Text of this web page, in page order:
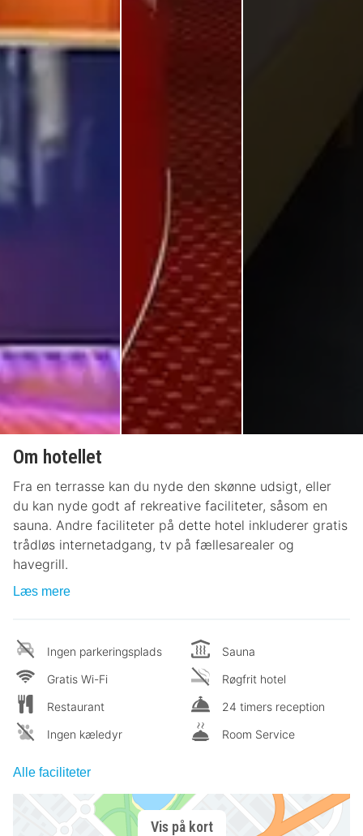
Om hotellet
Fra en terrasse kan du nyde den skønne udsigt, eller
du kan nyde godt af rekreative faciliteter, såsom en
sauna. Andre faciliteter på dette hotel inkluderer gratis
trådløs internetadgang, tv på fællesarealer og
havegrill.
Læs mere
Ingen parkeringsplads
Gratis Wi-Fi
Restaurant
Ingen kæledyr
Sauna
Røgfrit hotel
24 timers reception
Room Service
Alle faciliteter
Vis på kort